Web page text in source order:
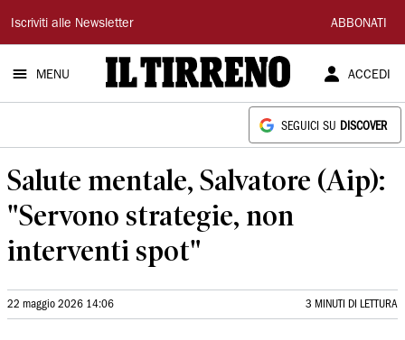
Il
Tirreno
Iscriviti alle Newsletter ABBONATI
MENU ACCEDI
SEGUICI SU DISCOVER
Salute mentale, Salvatore (Aip):
"Servono strategie, non
interventi spot"
22 maggio 2026 14:06 3 MINUTI DI LETTURA